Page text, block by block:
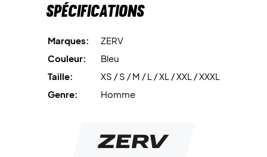
Spécifications
Marques:
ZERV
Couleur:
Bleu
Taille:
XS / S / M / L / XL / XXL / XXXL
Genre:
Homme